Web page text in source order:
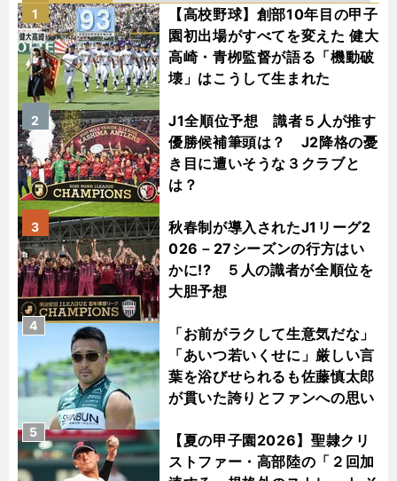
【高校野球】創部10年目の甲子
園初出場がすべてを変えた 健大
高崎・青栁監督が語る「機動破
壊」はこうして生まれた
1
J1全順位予想 識者５人が推す
優勝候補筆頭は？ J2降格の憂
き目に遭いそうな３クラブと
は？
2
秋春制が導入されたJ1リーグ2
026－27シーズンの行方はい
かに!? ５人の識者が全順位を
大胆予想
3
「お前がラクして生意気だな」
「あいつ若いくせに」厳しい言
葉を浴びせられるも佐藤慎太郎
が貫いた誇りとファンへの思い
4
【夏の甲子園2026】聖隷クリ
ストファー・高部陸の「２回加
5